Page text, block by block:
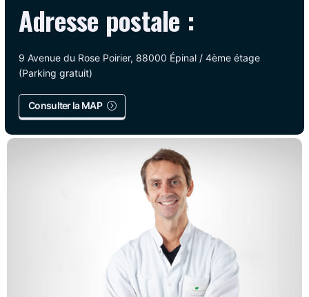
Adresse postale :
9 Avenue du Rose Poirier, 88000 Épinal / 4ème étage
(Parking gratuit)
Consulter la MAP